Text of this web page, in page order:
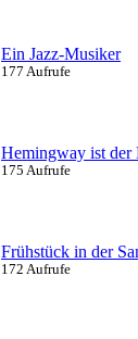
Ein Jazz-Musiker
177 Aufrufe
Hemingway ist der
175 Aufrufe
Frühstück in der
172 Aufrufe